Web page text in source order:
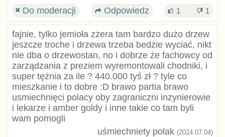
Do moderacji Odpowiedz 1 1
fajnie, tylko jemioła zżera tam bardzo dużo drzew
jeszcze troche i drzewa trzeba bedzie wyciać, nikt
nie dba o drzewostan, no i dobrze że fachowcy od
zarządzania z preziem wyremontowali chodniki, i
super tężnia za ile ? 440.000 tyś zł ? tyle co
mieszkanie i to dobre :D brawo partia brawo
usmiechnięci polacy oby zagraniczni inzynierowie
i lekarze i amber goldy i inne takie co tam byli
wam pomogli
uśmiechniety polak (2024.07.04)